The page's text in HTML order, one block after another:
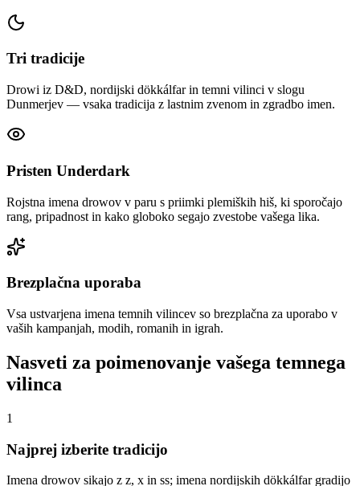
Tri tradicije
Drowi iz D&D, nordijski dökkálfar in temni vilinci v slogu
Dunmerjev — vsaka tradicija z lastnim zvenom in zgradbo imen.
Pristen Underdark
Rojstna imena drowov v paru s priimki plemiških hiš, ki sporočajo
rang, pripadnost in kako globoko segajo zvestobe vašega lika.
Brezplačna uporaba
Vsa ustvarjena imena temnih vilincev so brezplačna za uporabo v
vaših kampanjah, modih, romanih in igrah.
Nasveti za poimenovanje vašega temnega
vilinca
1
Najprej izberite tradicijo
Imena drowov sikajo z z, x in ss; imena nordijskih dökkálfar gradijo